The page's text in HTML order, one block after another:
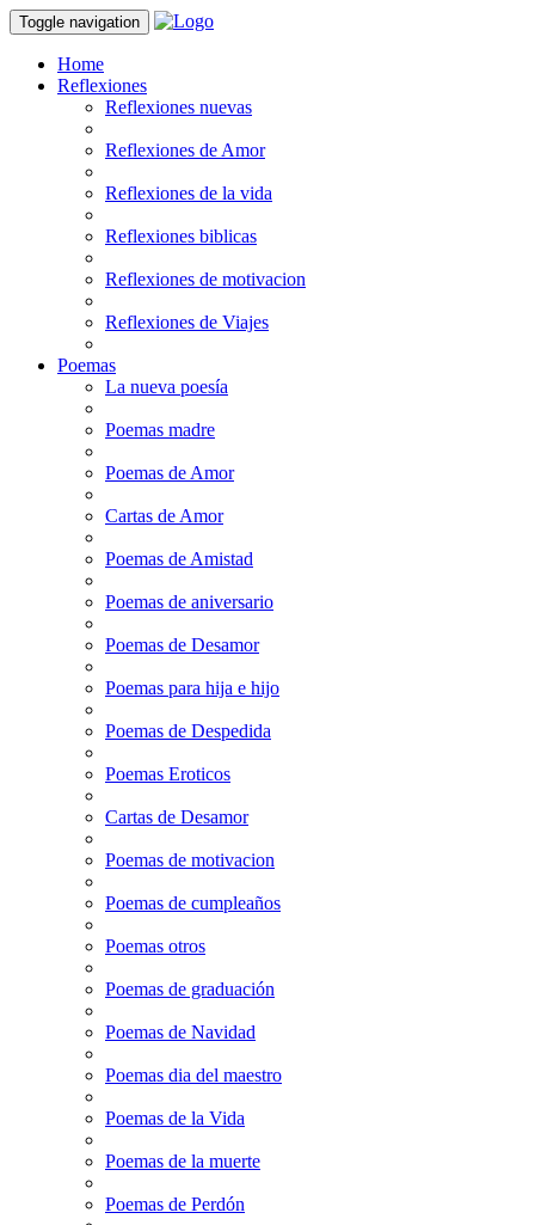
Toggle navigation
Home
Reflexiones
Reflexiones nuevas
Reflexiones de Amor
Reflexiones de la vida
Reflexiones biblicas
Reflexiones de motivacion
Reflexiones de Viajes
Poemas
La nueva poesía
Poemas madre
Poemas de Amor
Cartas de Amor
Poemas de Amistad
Poemas de aniversario
Poemas de Desamor
Poemas para hija e hijo
Poemas de Despedida
Poemas Eroticos
Cartas de Desamor
Poemas de motivacion
Poemas de cumpleaños
Poemas otros
Poemas de graduación
Poemas de Navidad
Poemas dia del maestro
Poemas de la Vida
Poemas de la muerte
Poemas de Perdón